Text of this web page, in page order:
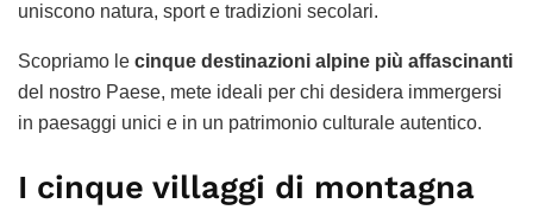
uniscono natura, sport e tradizioni secolari.
Scopriamo le cinque destinazioni alpine più affascinanti
del nostro Paese, mete ideali per chi desidera immergersi
in paesaggi unici e in un patrimonio culturale autentico.
I cinque villaggi di montagna